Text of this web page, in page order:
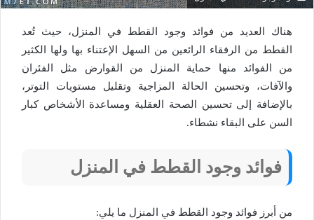
هناك العديد من فوائد وجود القطط في المنزل، حيث تُعد
القطط من الرفقاء الرائعين من السهل الإعتناء بها ولها الكثير
من الفوائد منها حماية المنزل من القوارض مثل الفئران
والآفات، وتحسين الحالة المزاجية وتقليل مستويات التوتر،
بالإضافة إلى تحسين الصحة العقلية ومساعدة الأشخاص كبار
السن على البقاء نشطاء.
فوائد وجود القطط في المنزل
من أبرز فوائد وجود القطط في المنزل ما يلي: